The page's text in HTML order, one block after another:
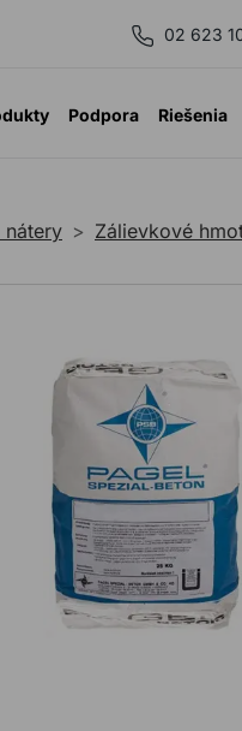
02 623
Podpora Riešenia
nátery Zálievkové